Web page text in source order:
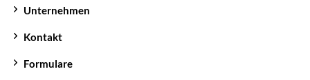
Unternehmen
Kontakt
Formulare